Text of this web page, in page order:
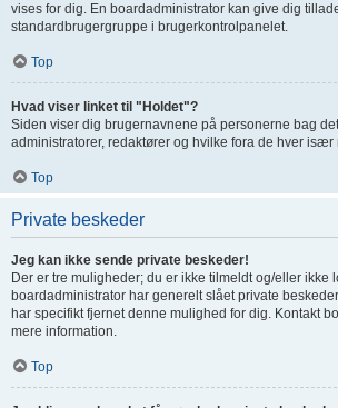
vises for dig. En boardadministrator kan give dig
standardbrugergruppe i brugerkontrolpanelet.
Top
Hvad viser linket til "Holdet"?
Siden viser dig brugernavnene på personerne bag
administratorer, redaktører og hvilke fora de hver især
Top
Private beskeder
Jeg kan ikke sende private beskeder!
Der er tre muligheder; du er ikke tilmeldt og/eller ikke
boardadministrator har generelt slået private
har specifikt fjernet denne mulighed for dig. Kontakt
mere information.
Top